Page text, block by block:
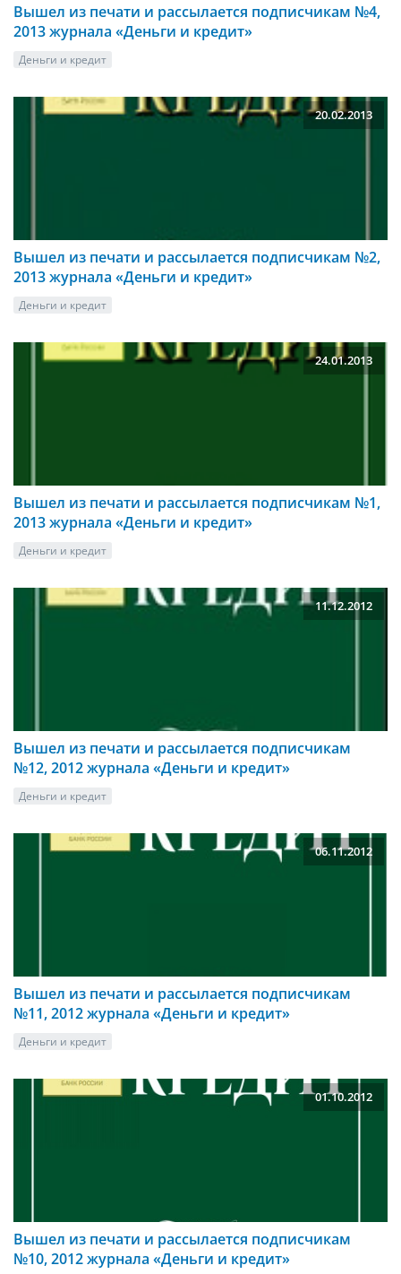
Вышел из печати и рассылается подписчикам №4,
2013 журнала «Деньги и кредит»
Деньги и кредит
20.02.2013
Вышел из печати и рассылается подписчикам №2,
2013 журнала «Деньги и кредит»
Деньги и кредит
24.01.2013
Вышел из печати и рассылается подписчикам №1,
2013 журнала «Деньги и кредит»
Деньги и кредит
11.12.2012
Вышел из печати и рассылается подписчикам
№12, 2012 журнала «Деньги и кредит»
Деньги и кредит
06.11.2012
Вышел из печати и рассылается подписчикам
№11, 2012 журнала «Деньги и кредит»
Деньги и кредит
01.10.2012
Вышел из печати и рассылается подписчикам
№10, 2012 журнала «Деньги и кредит»